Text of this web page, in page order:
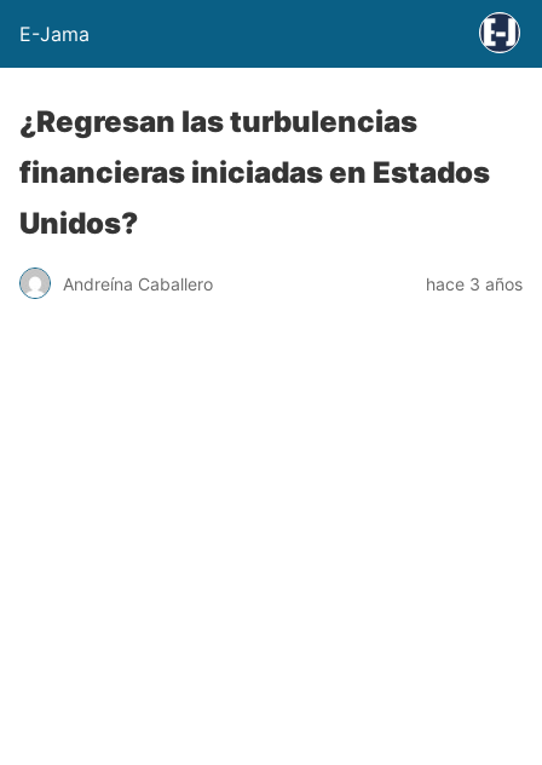
E-Jama
¿Regresan las turbulencias
financieras iniciadas en Estados
Unidos?
Andreína Caballero hace 3 años